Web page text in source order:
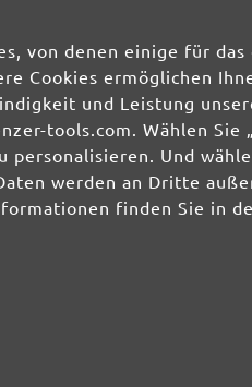
von denen einige für
Cookies ermöglichen
und Leistung
tools.com. Wählen Sie
Und
werden an Dritte
finden Sie in